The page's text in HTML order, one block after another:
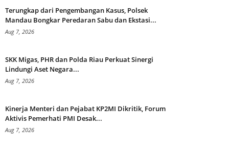
Terungkap dari Pengembangan Kasus, Polsek
Mandau Bongkar Peredaran Sabu dan Ekstasi...
Aug 7, 2026
SKK Migas, PHR dan Polda Riau Perkuat Sinergi
Lindungi Aset Negara...
Aug 7, 2026
Kinerja Menteri dan Pejabat KP2MI Dikritik, Forum
Aktivis Pemerhati PMI Desak...
Aug 7, 2026